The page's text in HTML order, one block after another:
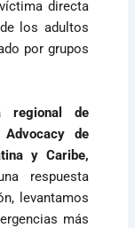
directa
los adultos
por grupos
regional de
Advocacy de
y Caribe,
respuesta
levantamos
más